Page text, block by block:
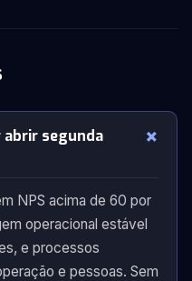
abrir segunda
NPS acima de 60 por
operacional estável
e processos
e pessoas. Sem